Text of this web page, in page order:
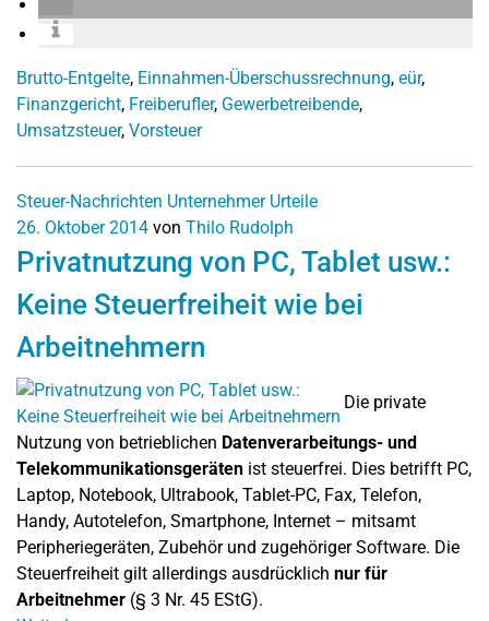
Brutto-Entgelte, Einnahmen-Überschussrechnung, eür,
Finanzgericht, Freiberufler, Gewerbetreibende,
Umsatzsteuer, Vorsteuer
Steuer-Nachrichten Unternehmer Urteile
26. Oktober 2014 von Thilo Rudolph
Privatnutzung von PC, Tablet usw.:
Keine Steuerfreiheit wie bei
Arbeitnehmern
Die private
Nutzung von betrieblichen Datenverarbeitungs- und
Telekommunikationsgeräten ist steuerfrei. Dies betrifft PC,
Laptop, Notebook, Ultrabook, Tablet-PC, Fax, Telefon,
Handy, Autotelefon, Smartphone, Internet – mitsamt
Peripheriegeräten, Zubehör und zugehöriger Software. Die
Steuerfreiheit gilt allerdings ausdrücklich nur für
Arbeitnehmer (§ 3 Nr. 45 EStG).